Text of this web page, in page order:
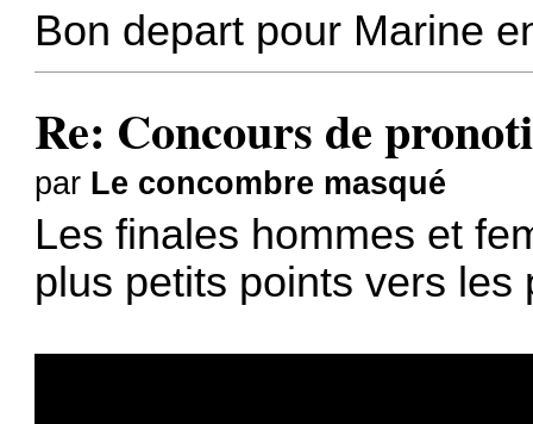
Bon depart pour Marine
Re: Concours de
par Le concombre masqué
Les finales hommes et
plus petits points vers les